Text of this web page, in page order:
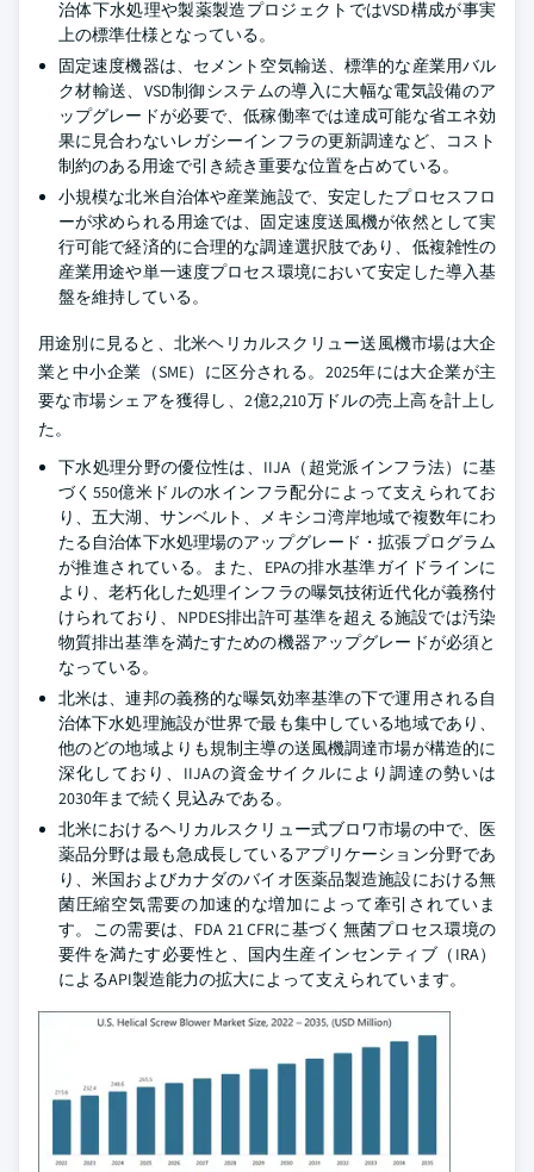
治体下水処理や製薬製造プロジェクトではVSD構成が事実
上の標準仕様となっている。
固定速度機器は、セメント空気輸送、標準的な産業用バル
ク材輸送、VSD制御システムの導入に大幅な電気設備のア
ップグレードが必要で、低稼働率では達成可能な省エネ効
果に見合わないレガシーインフラの更新調達など、コスト
制約のある用途で引き続き重要な位置を占めている。
小規模な北米自治体や産業施設で、安定したプロセスフロ
ーが求められる用途では、固定速度送風機が依然として実
行可能で経済的に合理的な調達選択肢であり、低複雑性の
産業用途や単一速度プロセス環境において安定した導入基
盤を維持している。
用途別に見ると、北米ヘリカルスクリュー送風機市場は大企
業と中小企業（SME）に区分される。2025年には大企業が主
要な市場シェアを獲得し、2億2,210万ドルの売上高を計上し
た。
下水処理分野の優位性は、IIJA（超党派インフラ法）に基
づく550億米ドルの水インフラ配分によって支えられてお
り、五大湖、サンベルト、メキシコ湾岸地域で複数年にわ
たる自治体下水処理場のアップグレード・拡張プログラム
が推進されている。また、EPAの排水基準ガイドラインに
より、老朽化した処理インフラの曝気技術近代化が義務付
けられており、NPDES排出許可基準を超える施設では汚染
物質排出基準を満たすための機器アップグレードが必須と
なっている。
北米は、連邦の義務的な曝気効率基準の下で運用される自
治体下水処理施設が世界で最も集中している地域であり、
他のどの地域よりも規制主導の送風機調達市場が構造的に
深化しており、IIJAの資金サイクルにより調達の勢いは
2030年まで続く見込みである。
北米におけるヘリカルスクリュー式ブロワ市場の中で、医
薬品分野は最も急成長しているアプリケーション分野であ
り、米国およびカナダのバイオ医薬品製造施設における無
菌圧縮空気需要の加速的な増加によって牽引されていま
す。この需要は、FDA 21 CFRに基づく無菌プロセス環境の
要件を満たす必要性と、国内生産インセンティブ（IRA）
によるAPI製造能力の拡大によって支えられています。